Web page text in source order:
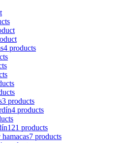
4 products
3 products
4 products
121 products
7 products